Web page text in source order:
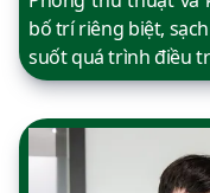
bố trí riêng biệt,
suốt quá trình điều